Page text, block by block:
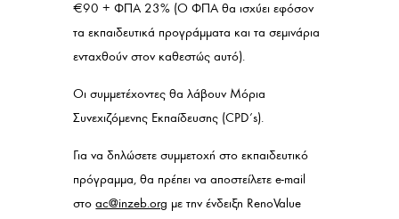
€90 + ΦΠΑ 23% (Ο ΦΠΑ θα ισχύει εφόσον
τα εκπαιδευτικά προγράμματα και τα σεμινάρια
ενταχθούν στον καθεστώς αυτό).
Οι συμμετέχοντες θα λάβουν Μόρια
Συνεχιζόμενης Εκπαίδευσης (CPD’s).
Για να δηλώσετε συμμετοχή στο εκπαιδευτικό
πρόγραμμα, θα πρέπει να αποστείλετε e-mail
στοac@inzeb.org με την ένδειξη RenoValue